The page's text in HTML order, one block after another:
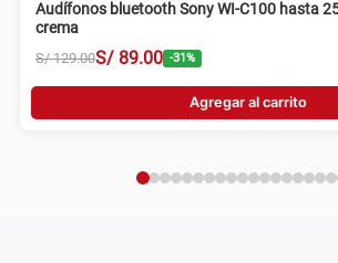
Audífonos bluetooth Sony WI-C100 hasta
crema
S/ 129.00S/ 89.00 -31 %
Agregar al carrito